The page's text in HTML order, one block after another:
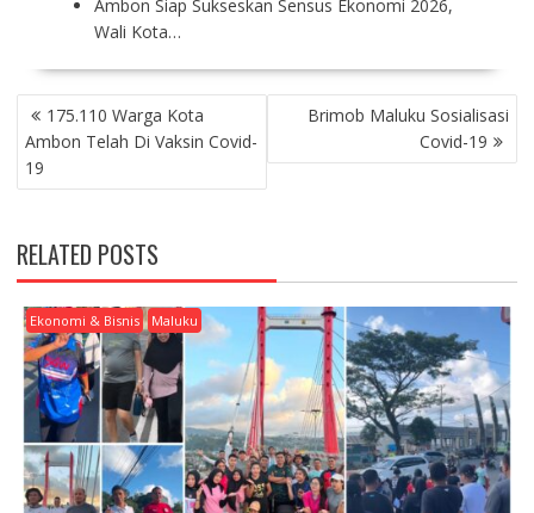
Ambon Siap Sukseskan Sensus Ekonomi 2026,
Wali Kota…
P
O
S
T
A
V
I
G
A
T
N
175.110 Warga Kota
Ambon Telah Di Vaksin Covid-
19
Brimob Maluku Sosialisasi
Covid-19
RELATED POSTS
Ekonomi & Bisnis Maluku